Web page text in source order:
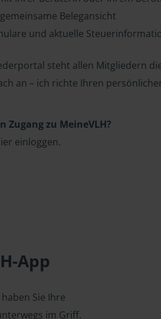
Belegansicht
und aktuelle
steht allen Mitgliedern
an – ich richte Ihren
Zugang zu MeineVLH?
einloggen.
App
haben Sie Ihre
im Griff.